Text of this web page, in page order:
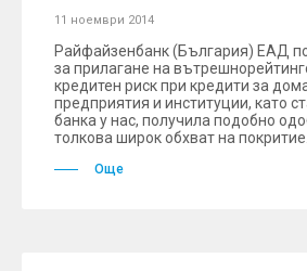
11 ноември 2014
Райфайзенбанк (България) ЕАД
за прилагане на
кредитен риск при кредити за
предприятия и институции, като
банка у нас, получила подобно
толкова широк обхват на покритие.
Още